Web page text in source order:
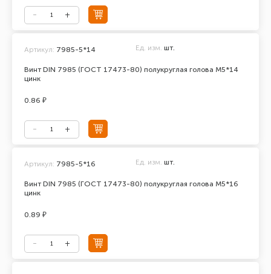
Винт DIN 7985 (ГОСТ 17473-80) полукруглая голова М5*14
цинк
Артикул: 7985-5*14 Ед. изм. шт.
0.86 ₽
Винт DIN 7985 (ГОСТ 17473-80) полукруглая голова М5*16
цинк
Артикул: 7985-5*16 Ед. изм. шт.
0.89 ₽